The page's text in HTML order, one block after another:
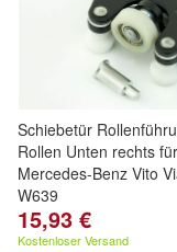
Schiebetür
Rollen Unten rechts für
Mercedes-Benz Vito
W639
15,93 €
Kostenloser Versand